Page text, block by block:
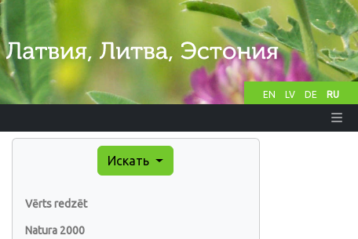
EN LV DE RU
Искать
Vērts redzēt
Natura 2000